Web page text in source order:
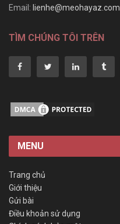
Email: lienhe@meohayaz.com
TÌM CHÚNG TÔI TRÊN
MENU
Trang chủ
Giới thiệu
Gửi bài
Điều khoản sử dụng